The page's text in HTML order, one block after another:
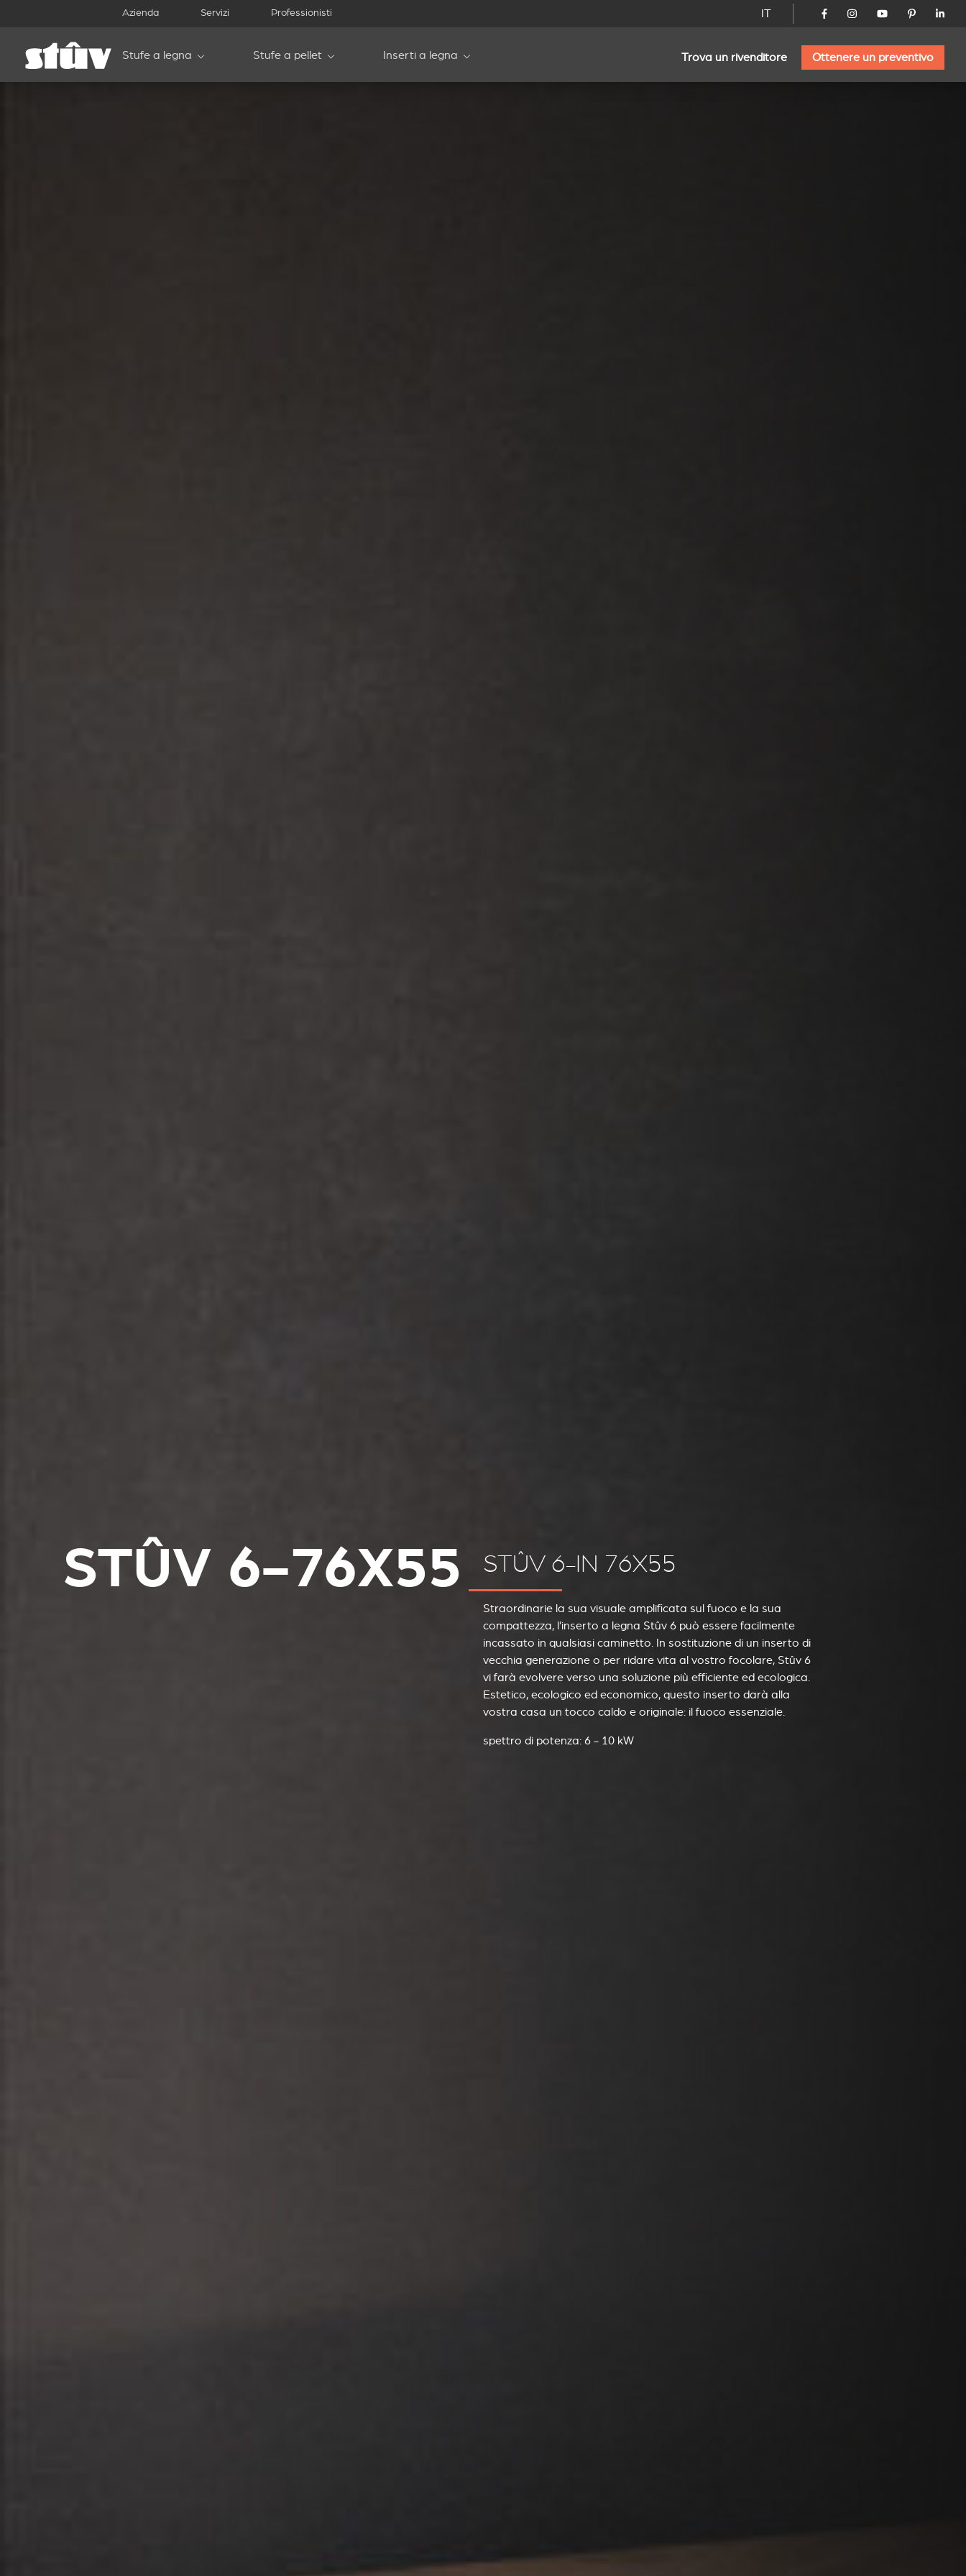
Azienda Servizi Professionisti IT
Stufe a legna Stufe a pellet Inserti a legna Trova un rivenditore Ottenere un preventivo
STÛV 6-76X55 STÛV 6-IN 76X55
Straordinarie la sua visuale amplificata sul fuoco e la sua
compattezza, l’inserto a legna Stûv 6 può essere facilmente
incassato in qualsiasi caminetto. In sostituzione di un inserto di
vecchia generazione o per ridare vita al vostro focolare, Stûv 6
vi farà evolvere verso una soluzione più efficiente ed ecologica.
Estetico, ecologico ed economico, questo inserto darà alla
vostra casa un tocco caldo e originale: il fuoco essenziale.
spettro di potenza: 6 - 10 kW